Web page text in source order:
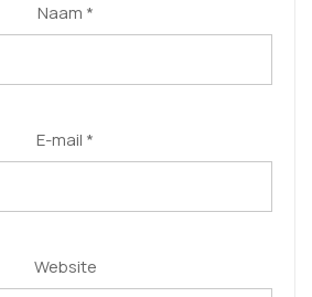
Naam *
E-mail *
Website